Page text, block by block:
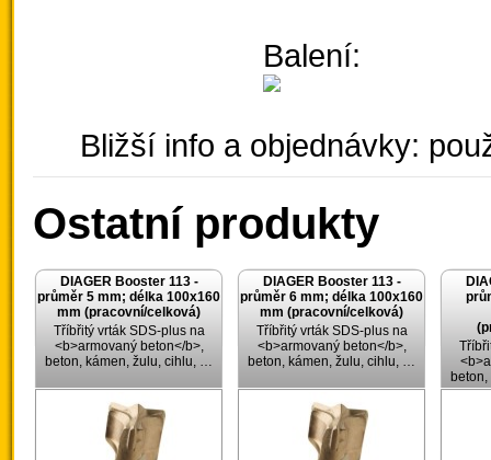
Balení:
Bližší info a objednávky:
Ostatní produkty
DIAGER Booster 113 -
průměr 5 mm; délka 100x160
mm (pracovní/celková)
Tříbřitý vrták SDS-plus na
<b>armovaný beton</b>,
beton, kámen, žulu, cihlu, …
DIAGER Booster 113 -
průměr 6 mm; délka 100x160
mm (pracovní/celková)
Tříbřitý vrták SDS-plus na
<b>armovaný beton</b>,
beton, kámen, žulu, cihlu, …